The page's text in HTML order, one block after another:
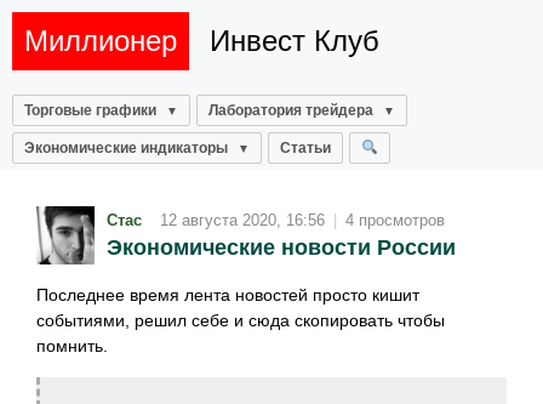
Миллионер Инвест Клуб
Торговые графики Лаборатория трейдера
Экономические индикаторы Статьи
Стас 12 августа 2020, 16:56 | 4 просмотров
Экономические новости России
Последнее время лента новостей просто кишит
событиями, решил себе и сюда скопировать чтобы
помнить.